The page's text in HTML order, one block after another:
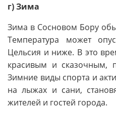
г) Зима
Зима в Сосновом Бору
Температура может
Цельсия и ниже. В это
красивым и сказочным,
Зимние виды спорта и
на лыжах и сани,
жителей и гостей города.